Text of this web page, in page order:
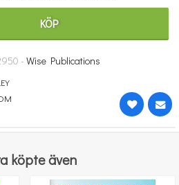
KÖP
- Wise Publications
köpte även